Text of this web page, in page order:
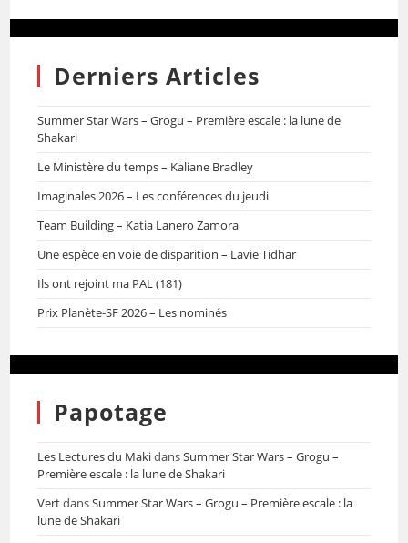
Derniers Articles
Summer Star Wars – Grogu – Première escale : la lune de
Shakari
Le Ministère du temps – Kaliane Bradley
Imaginales 2026 – Les conférences du jeudi
Team Building – Katia Lanero Zamora
Une espèce en voie de disparition – Lavie Tidhar
Ils ont rejoint ma PAL (181)
Prix Planète-SF 2026 – Les nominés
Papotage
Les Lectures du MakidansSummer Star Wars – Grogu –
Première escale : la lune de Shakari
VertdansSummer Star Wars – Grogu – Première escale : la
lune de Shakari